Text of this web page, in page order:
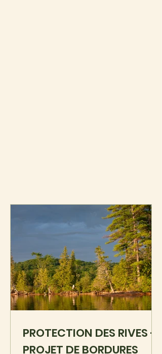
PROTECTION DES RIVES -
PROJET DE BORDURES